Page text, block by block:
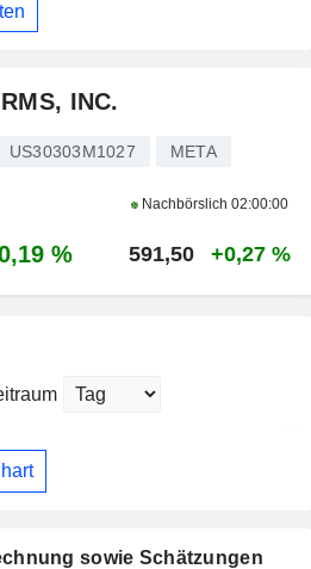
INC.
US30303M1027 META
Nachbörslich 02:00:00
% 591,50 +0,27 %
sowie Schätzungen